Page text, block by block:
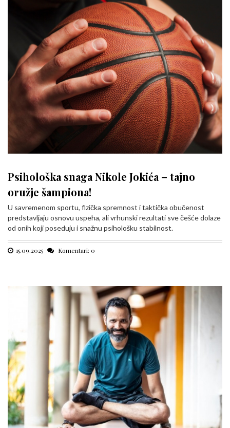
Psihološka snaga Nikole Jokića – tajno
oružje šampiona!
U savremenom sportu, fizička spremnost i taktička obučenost
predstavljaju osnovu uspeha, ali vrhunski rezultati sve češće dolaze
od onih koji poseduju i snažnu psihološku stabilnost.
15.09.2025 Komentari: 0